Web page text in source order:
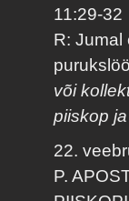
11:29-32
R: Jumal
või
piiskop
22.
P.